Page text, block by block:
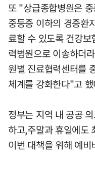
또 "상급종합병원은
중등증 이하의 경증환
료할 수 있도록 건강
력병원으로 이송하더
원별 진료협력센터를
체계를 강화한다"고
정부는 지역 내 공공
하고,주말과 휴일에도
이번 대책을 위해 예